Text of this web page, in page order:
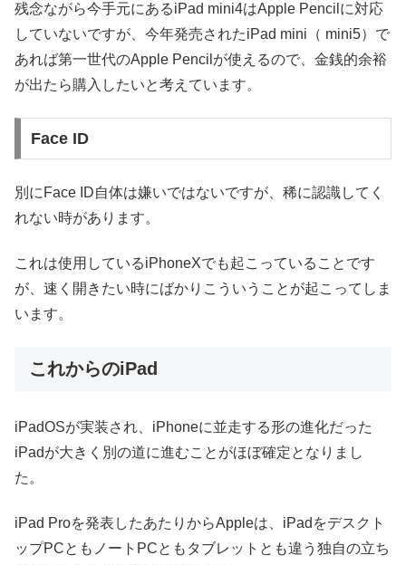
残念ながら今手元にあるiPad mini4はApple Pencilに対応
していないですが、今年発売されたiPad mini（ mini5）で
あれば第一世代のApple Pencilが使えるので、金銭的余裕
が出たら購入したいと考えています。
Face ID
別にFace ID自体は嫌いではないですが、稀に認識してく
れない時があります。
これは使用しているiPhoneXでも起こっていることです
が、速く開きたい時にばかりこういうことが起こってしま
います。
これからのiPad
iPadOSが実装され、iPhoneに並走する形の進化だった
iPadが大きく別の道に進むことがほぼ確定となりまし
た。
iPad Proを発表したあたりからAppleは、iPadをデスクト
ップPCともノートPCともタブレットとも違う独自の立ち